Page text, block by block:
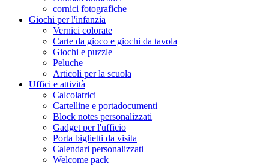
cornici fotografiche
Giochi per l'infanzia
Vernici colorate
Carte da gioco e giochi da tavola
Giochi e puzzle
Peluche
Articoli per la scuola
Uffici e attività
Calcolatrici
Cartelline e portadocumenti
Block notes personalizzati
Gadget per l'ufficio
Porta biglietti da visita
Calendari personalizzati
Welcome pack